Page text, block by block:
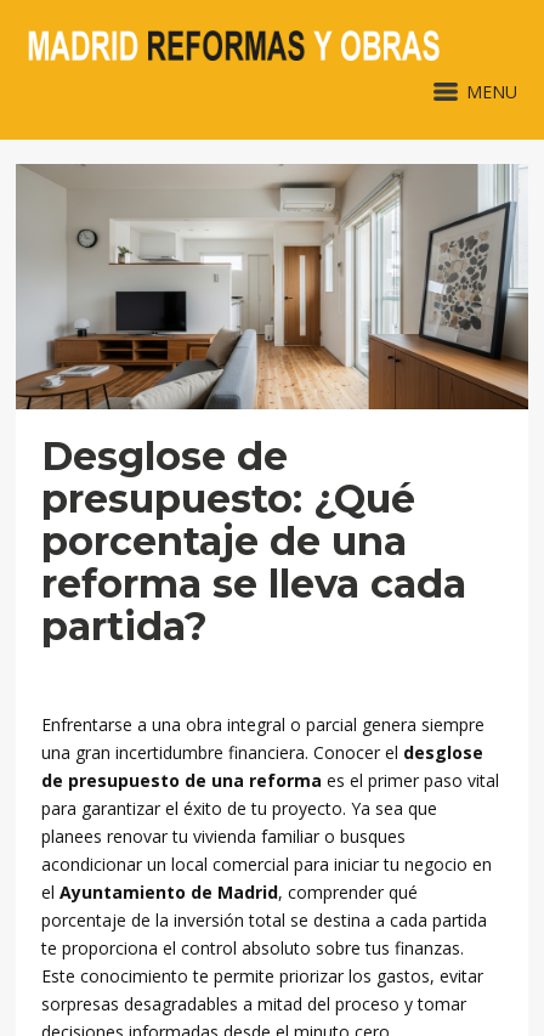
MENU
Desglose de
presupuesto: ¿Qué
porcentaje de una
reforma se lleva cada
partida?
Enfrentarse a una obra integral o parcial genera siempre
una gran incertidumbre financiera. Conocer el desglose
de presupuesto de una reforma es el primer paso vital
para garantizar el éxito de tu proyecto. Ya sea que
planees renovar tu vivienda familiar o busques
acondicionar un local comercial para iniciar tu negocio en
elAyuntamiento de Madrid, comprender qué
porcentaje de la inversión total se destina a cada partida
te proporciona el control absoluto sobre tus finanzas.
Este conocimiento te permite priorizar los gastos, evitar
sorpresas desagradables a mitad del proceso y tomar